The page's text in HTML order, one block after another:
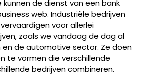
kunnen de dienst van een bank
web. Industriële bedrijven
voor allerlei
zoals we vandaag de dag al
en de automotive sector. Ze doen
te vormen die verschillende
bedrijven combineren.